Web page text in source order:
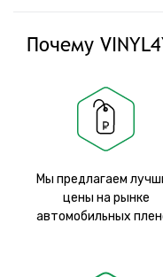
Почему
Мы предлагаем
цены на рынке
автомобильных